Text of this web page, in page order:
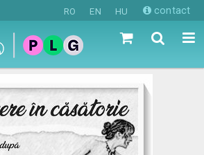
RO EN HU contact